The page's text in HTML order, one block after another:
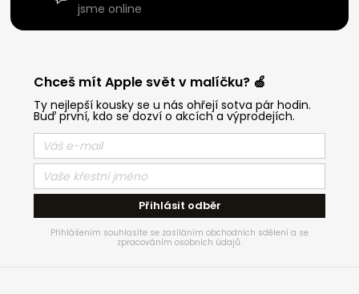
jsme online
Chceš mít Apple svět v malíčku? 🍏
Ty nejlepší kousky se u nás ohřejí sotva pár hodin.
Buď první, kdo se dozví o akcích a výprodejích.
Přihlásit odběr
Přihlášením souhlasíte se zasíláním obchodních sdělení a se
zpracováním osobních údajů.